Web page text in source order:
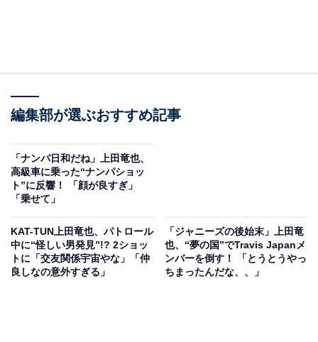
編集部が選ぶおすすめ記事
「ナンパ日和だね」上田竜也、
高級車に乗った“ナンパショッ
ト”に反響！ 「顔が良すぎ」
「乗せて」
KAT-TUN上田竜也、パトロール
中に“怪しい男発見”!? 2ショッ
トに「交友関係宇宙やな」「仲
良しなの意外すぎる」
「ジャニーズの後始末」上田竜
也、“夢の国”でTravis Japanメ
ンバーを倒す！ 「とうとうやっ
ちまったんだな、、」